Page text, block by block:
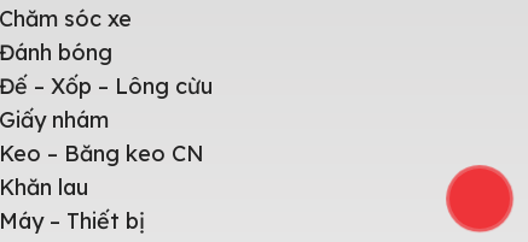
Chăm sóc xe
Đánh bóng
Đế – Xốp – Lông cừu
Giấy nhám
Keo – Băng keo CN
Khăn lau
Máy – Thiết bị